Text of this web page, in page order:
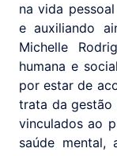
na vida
e auxiliando
Michelle
humana e
por estar de
trata da gestão
vinculados ao
saúde mental,